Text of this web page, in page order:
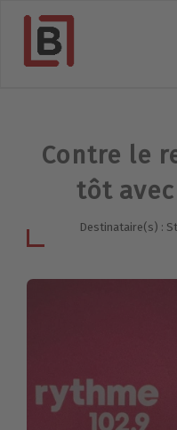
Contre le
tôt avec
Destinataire(s) :